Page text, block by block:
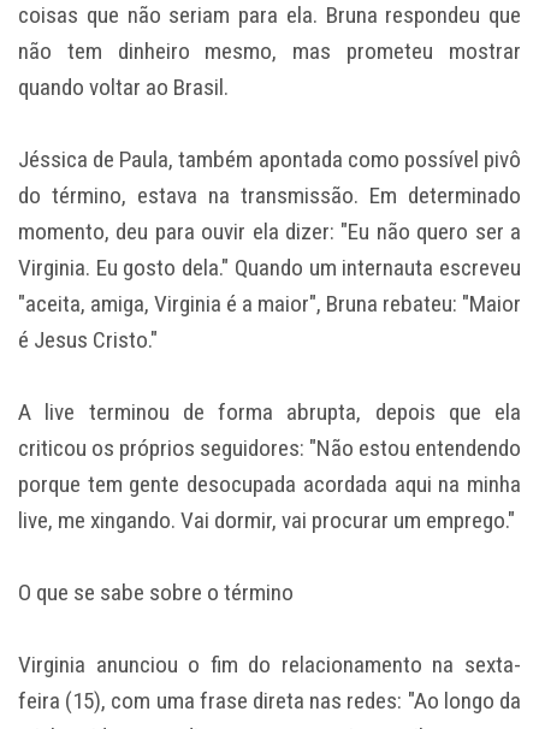
coisas que não seriam para ela. Bruna respondeu que
não tem dinheiro mesmo, mas prometeu mostrar
quando voltar ao Brasil.
Jéssica de Paula, também apontada como possível pivô
do término, estava na transmissão. Em determinado
momento, deu para ouvir ela dizer: "Eu não quero ser a
Virginia. Eu gosto dela." Quando um internauta escreveu
"aceita, amiga, Virginia é a maior", Bruna rebateu: "Maior
é Jesus Cristo."
A live terminou de forma abrupta, depois que ela
criticou os próprios seguidores: "Não estou entendendo
porque tem gente desocupada acordada aqui na minha
live, me xingando. Vai dormir, vai procurar um emprego."
O que se sabe sobre o término
Virginia anunciou o fim do relacionamento na sexta-
feira (15), com uma frase direta nas redes: "Ao longo da